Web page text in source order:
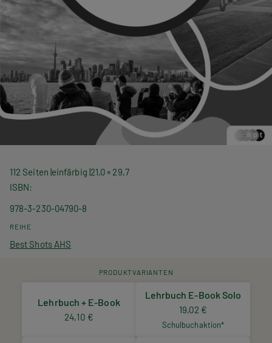
112 Seiten einfärbig 21,0 × 29,7
ISBN
978-3-230-04790-8
REIHE
Best Shots AHS
PRODUKTVARIANTEN
Lehrbuch + E-Book
24,10 €
Lehrbuch E-Book Solo
19,02 €
Schulbuchaktion*